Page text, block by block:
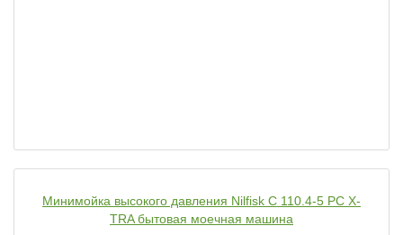
Минимойка высокого давления Nilfisk C 110.4-5 РС X-
TRA бытовая моечная машина